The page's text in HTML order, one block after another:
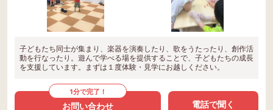
子どもたち同士が集まり、楽器を演奏したり、歌をうたったり、創作活
動を行なったり。遊んで学べる場を提供することで、子どもたちの成長
を支援しています。まずは１度体験・見学にお越しください。
1分で完了！
お問い合わせ 電話で聞く